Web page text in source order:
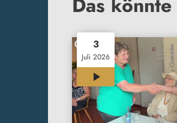
3
Juli 2026
00:33